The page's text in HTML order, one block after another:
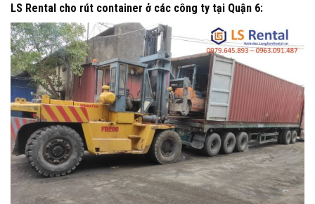
LS Rental cho rút container ở các công ty tại Quận 6: